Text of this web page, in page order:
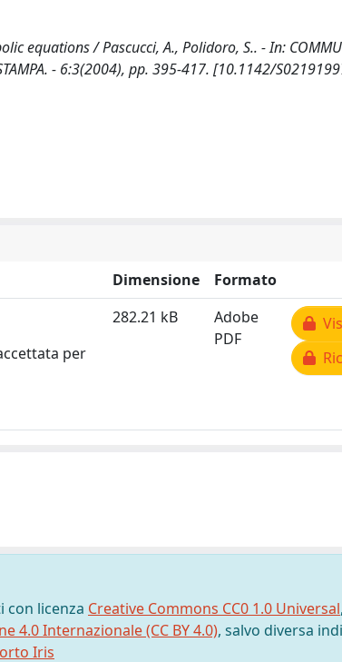
equations / Pascucci, A., Polidoro, S.. - In:
STAMPA. - 6:3(2004), pp. 395-417. [10.1142/
Dimensione
Formato
per
282.21 kB
Adobe
PDF
con licenza Creative Commons CC0 1.0 Universal
4.0 Internazionale (CC BY 4.0), salvo diversa
Iris